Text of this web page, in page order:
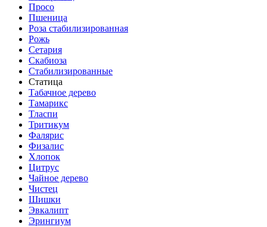
Просо
Пшеница
Роза стабилизированная
Рожь
Сетария
Скабиоза
Стабилизированные
Статица
Табачное дерево
Тамарикс
Тласпи
Тритикум
Фалярис
Физалис
Хлопок
Цитрус
Чайное дерево
Чистец
Шишки
Эвкалипт
Эрингиум